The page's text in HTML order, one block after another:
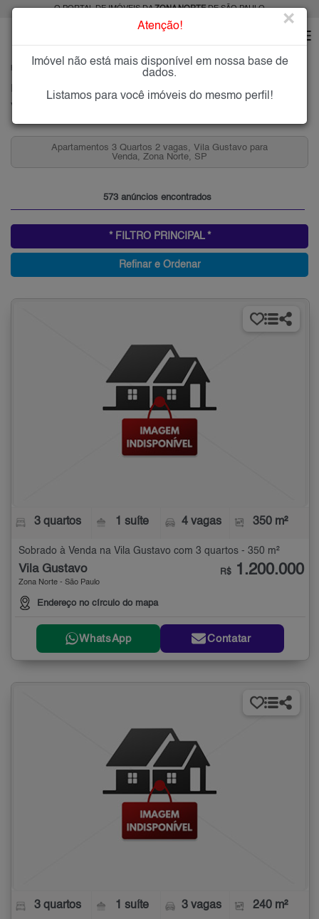
O PORTAL DE IMÓVEIS DAZONA NORTEDE SÃO PAULO
VILA GUSTAVO
Imóveis à Venda na Vila Gustavo, Zona Norte de São Paulo
Vila Gustavo, Zona Norte
Apartamentos 3 Quartos 2 vagas, Vila Gustavo para
Venda, Zona Norte, SP
573 anúncios encontrados
* FILTRO PRINCIPAL *
Refinar e Ordenar
3 quartos 1 suíte 4 vagas 350 m²
Sobrado à Venda na Vila Gustavo com 3 quartos - 350 m²
Vila Gustavo
Zona Norte - São Paulo
Endereço no círculo do mapa
R$ 1.200.000
WhatsApp Contatar
3 quartos 1 suíte 3 vagas 240 m²
Atenção! ×
Imóvel não está mais disponível em nossa base de
dados.
Listamos para você imóveis do mesmo perfil!